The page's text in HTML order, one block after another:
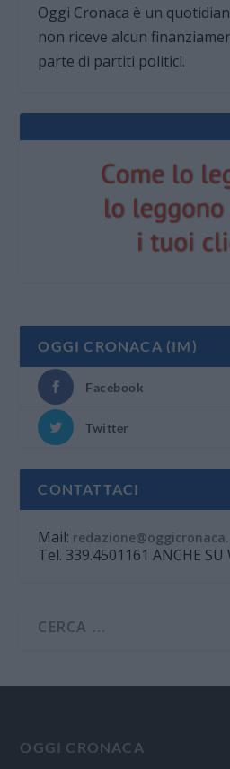
Oggi Cronaca è un
non riceve alcun
parte di partiti politici.
OGGI CRONACA (IM)
Facebook
Twitter
CONTATTACI
Mail:
Tel. 339.4501161 ANCHE SU
OGGI CRONACA